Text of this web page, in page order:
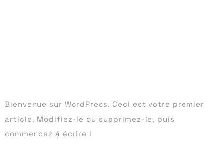
Bienvenue sur WordPress. Ceci est votre premier
article. Modifiez-le ou supprimez-le, puis
commencez à écrire !